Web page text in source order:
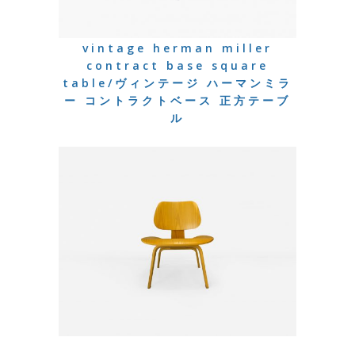
vintage herman miller
contract base square
table/ヴィンテージ ハーマンミラ
ー コントラクトベース 正方テーブ
ル